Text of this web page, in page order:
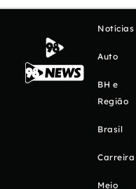
Notícias
Auto
BH e
Região
Brasil
Carreira
Meio